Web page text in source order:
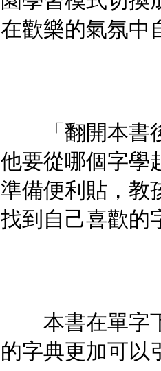
在歡樂的氣氛中
「翻開本書後
他要從哪個字學
準備便利貼，教
找到自己喜歡的
本書在單字下
的字典更加可以